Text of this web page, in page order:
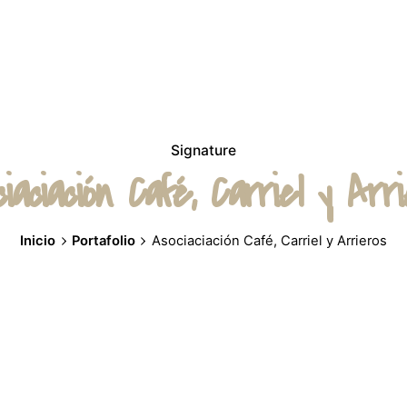
Signature
Café, Carriel y
Inicio Portafolio Asociaciación Café, Carriel y Arrieros